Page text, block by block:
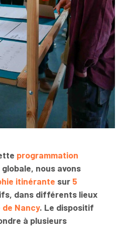
programmation
nous avons
itinérante sur 5
, dans différents lieux
de Nancy. Le dispositif
à plusieurs